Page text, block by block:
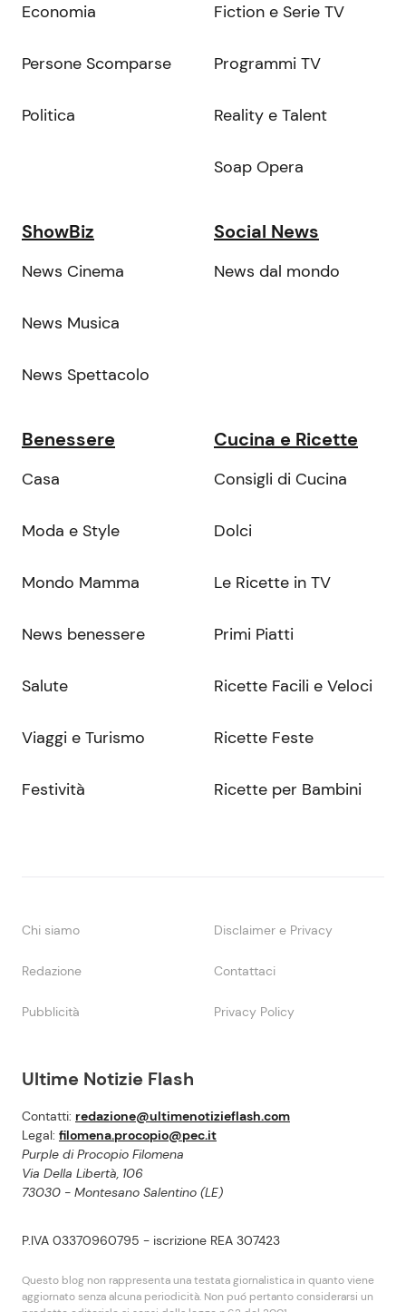
Ultime Notizie Flash
Contatti: redazione@ultimenotizieflash.com
Legal: filomena.procopio@pec.it
Purple di Procopio Filomena
Via Della Libertà, 106
73030 - Montesano Salentino (LE)
P.IVA 03370960795 - iscrizione REA 307423
Questo blog non rappresenta una testata giornalistica in quanto viene
aggiornato senza alcuna periodicità. Non puó pertanto considerarsi un
Economia
Persone Scomparse
Politica
Fiction e Serie TV
Programmi TV
Reality e Talent
Soap Opera
ShowBiz
News Cinema
News Musica
News Spettacolo
Social News
News dal mondo
Benessere
Casa
Moda e Style
Mondo Mamma
News benessere
Salute
Viaggi e Turismo
Festività
Cucina e Ricette
Consigli di Cucina
Dolci
Le Ricette in TV
Primi Piatti
Ricette Facili e Veloci
Ricette Feste
Ricette per Bambini
Chi siamo Disclaimer e Privacy
Redazione Contattaci
Pubblicità Privacy Policy